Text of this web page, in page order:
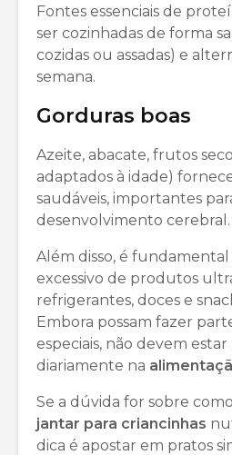
Fontes essenciais de
ser cozinhadas de forma
cozidas ou assadas) e
semana.
Gorduras boas
Azeite, abacate, frutos
adaptados à idade)
saudáveis, importantes
desenvolvimento cerebral.
Além disso, é
excessivo de produtos
refrigerantes, doces e
Embora possam fazer
especiais, não devem
diariamente na
Se a dúvida for sobre
jantar para criancinhas
dica é apostar em pratos